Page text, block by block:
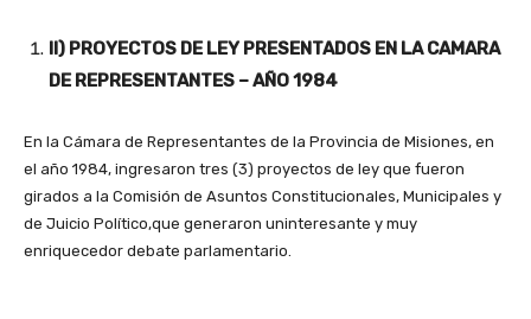
II) PROYECTOS DE LEY PRESENTADOS EN LA CAMARA
DE REPRESENTANTES – AÑO 1984
En la Cámara de Representantes de la Provincia de Misiones, en
el año 1984, ingresaron tres (3) proyectos de ley que fueron
girados a la Comisión de Asuntos Constitucionales, Municipales y
de Juicio Político,que generaron uninteresante y muy
enriquecedor debate parlamentario.